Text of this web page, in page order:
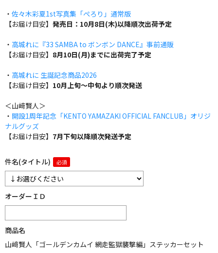
・ 佐々木彩夏1st写真集「ぺろり」通常版
【お届け目安】 発売日：10月8日(木)以降順次出荷予定
・ 高城れに『33 SAMBA to ボンボン DANCE』事前通販
【お届け目安】 8月10日(月)までに出荷完了予定
・ 高城れに 生誕記念商品2026
【お届け目安】 10月上旬～中旬より順次発送
＜山﨑賢人＞
・ 開設1周年記念「KENTO YAMAZAKI OFFICIAL FANCLUB」オリジ
ナルグッズ
【お届け目安】 7月下旬以降順次発送予定
件名(タイトル)
オーダーＩＤ
商品名
山﨑賢人「ゴールデンカムイ 網走監獄襲撃編」ステッカーセット